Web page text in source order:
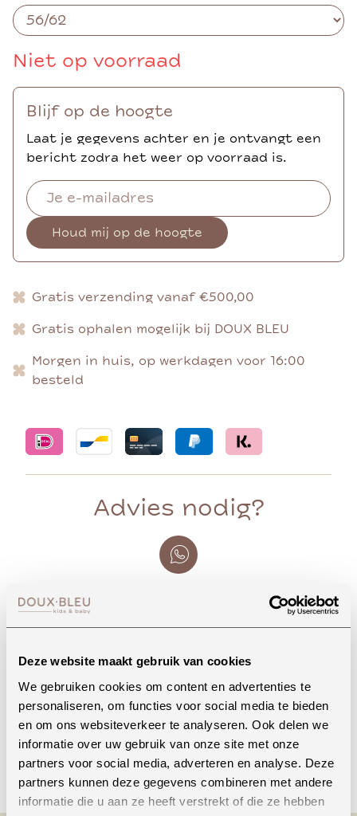
Deze website maakt gebruik van cookies
We gebruiken cookies om content en advertenties te
personaliseren, om functies voor social media te bieden
en om ons websiteverkeer te analyseren. Ook delen we
informatie over uw gebruik van onze site met onze
partners voor social media, adverteren en analyse. Deze
partners kunnen deze gegevens combineren met andere
informatie die u aan ze heeft verstrekt of die ze hebben
Niet op voorraad
Blijf op de hoogte
Laat je gegevens achter en je ontvangt een
bericht zodra het weer op voorraad is.
Houd mij op de hoogte
Gratis verzending vanaf €500,00
Gratis ophalen mogelijk bij DOUX BLEU
Morgen in huis, op werkdagen voor 16:00
besteld
Advies nodig?
Onze winkel in Uden
Bekijk openingstijden
Bellen